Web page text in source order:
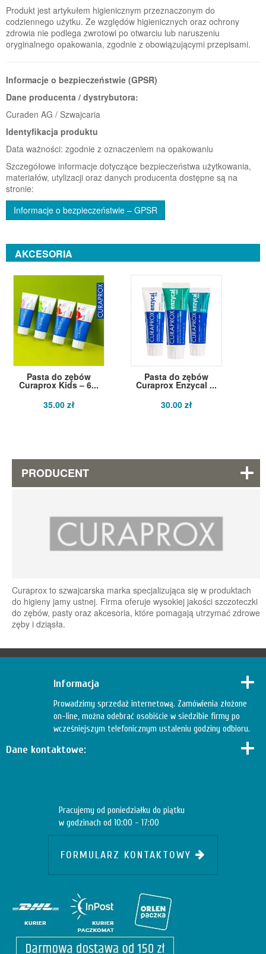
Produkt jest artykułem higienicznym przeznaczonym do
codziennego użytku. Ze względów higienicznych oraz ochrony
zdrowia nie podlega zwrotowi po otwarciu lub naruszeniu
oryginalnego opakowania, zgodnie z obowiązującymi przepisami.
Informacje o bezpieczeństwie (GPSR)
Dane producenta / dystrybutora:
Curaden AG / Szwajcaria
Identyfikacja produktu
Data ważności: zgodnie z oznaczeniem na opakowaniu
Szczegółowe informacje dotyczące bezpieczeństwa użytkowania,
materiałów, utylizacji oraz danych producenta dostępne są na
stronie:
Informacje o bezpieczeństwie – GPSR
AKCESORIA
Pasta do zębów
Curaprox Kids – 6...
35.00 zł
Pasta do zębów
Curaprox Enzycal ...
30.00 zł
PRODUCENT
Curaprox to szwajcarska marka specjalizująca się w produktach
do higieny jamy ustnej. Firma oferuje wysokiej jakości szczoteczki
do zębów, pasty oraz akcesoria, które pomagają utrzymać zdrowe
zęby i dziąsła.
Informacja
Prowadzimy sprzedaż internetową. Zamówienia złożone
on-line, można odebrać osobiście w siedzibie firmy po
wcześniejszym telefonicznym ustaleniu godziny odbioru.
Dane kontaktowe:
Pracujemy od poniedziałku do piątku
w godzinach od 10:00 - 17:00
FORMULARZ KONTAKTOWY